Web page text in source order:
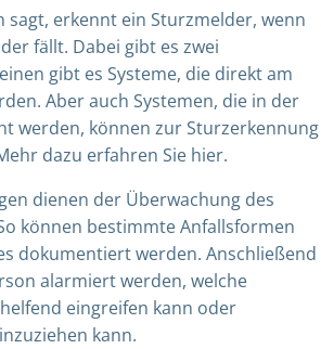
sagt, erkennt ein Sturzmelder, wenn
fällt. Dabei gibt es zwei
gibt es Systeme, die direkt am
Aber auch Systemen, die in der
werden, können zur Sturzerkennung
dazu erfahren Sie hier.
dienen der Überwachung des
können bestimmte Anfallsformen
dokumentiert werden. Anschließend
alarmiert werden, welche
eingreifen kann oder
kann.